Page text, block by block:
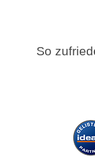
So